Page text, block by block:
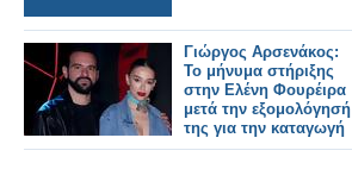
Γιώργος Αρσενάκος:
Το μήνυμα στήριξης
στην Ελένη Φουρέιρα
μετά την εξομολόγησή
της για την καταγωγή
της